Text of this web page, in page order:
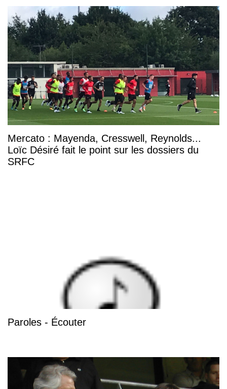
Mercato : Mayenda, Cresswell, Reynolds...
Loïc Désiré fait le point sur les dossiers du
SRFC
Paroles - Écouter